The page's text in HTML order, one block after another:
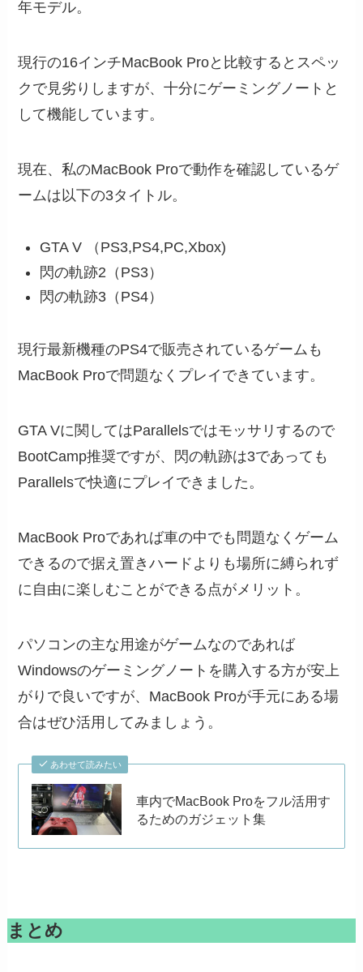
年モデル。
現行の16インチMacBook Proと比較するとスペッ
クで見劣りしますが、十分にゲーミングノートと
して機能しています。
現在、私のMacBook Proで動作を確認しているゲ
ームは以下の3タイトル。
GTA V （PS3,PS4,PC,Xbox)
閃の軌跡2（PS3）
閃の軌跡3（PS4）
現行最新機種のPS4で販売されているゲームも
MacBook Proで問題なくプレイできています。
GTA Vに関してはParallelsではモッサリするので
BootCamp推奨ですが、閃の軌跡は3であっても
Parallelsで快適にプレイできました。
MacBook Proであれば車の中でも問題なくゲーム
できるので据え置きハードよりも場所に縛られず
に自由に楽しむことができる点がメリット。
パソコンの主な用途がゲームなのであれば
Windowsのゲーミングノートを購入する方が安上
がりで良いですが、MacBook Proが手元にある場
合はぜひ活用してみましょう。
あわせて読みたい
車内でMacBook Proをフル活用す
るためのガジェット集
まとめ